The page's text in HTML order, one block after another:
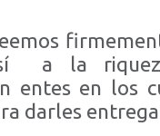
sí a la
entes en los
darles